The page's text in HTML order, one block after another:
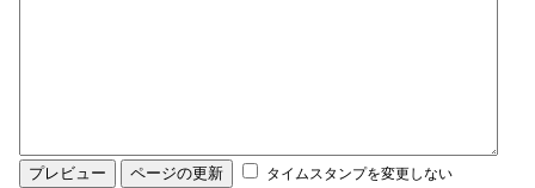
タイムスタンプを変更しない